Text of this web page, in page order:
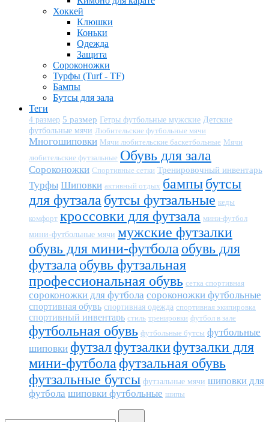
Хоккей
Клюшки
Коньки
Одежда
Защита
Сороконожки
Турфы (Turf - TF)
Бампы
Бутсы для зала
Теги
4 размер 5 размер Гетры футбольные мужские Детские
футбольные мячи Любительские футбольные мячи
Многошиповки Мячи любительские баскетбольные Мячи
любительские футзальные Обувь для зала
Сороконожки Спортивные сетки Тренировочный инвентарь
Турфы Шиповки активный отдых бампыбутсы
для футзала бутсы футзальные кеды
комфорт кроссовки для футзала мини-футбол
мини-футбольные мячи мужские футзалки
обувь для мини-футбола обувь для
футзала обувь футзальная
профессиональная обувь сетка спортивная
сороконожки для футбола сороконожки футбольные
спортивная обувь спортивная одежда спортивная экипировка
спортивный инвентарь стиль тренировки футбол в зале
футбольная обувь футбольные бутсы футбольные
шиповки футзалфутзалкифутзалки для
мини-футбола футзальная обувь
футзальные бутсы футзальные мячи шиповки для
футбола шиповки футбольные шипы